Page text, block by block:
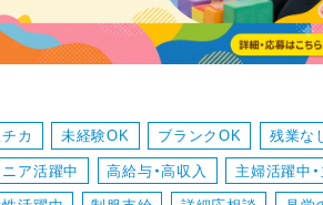
カ 未経験OK ブランクOK 残業な
ニア活躍中 高給与・高収入 主婦活躍中